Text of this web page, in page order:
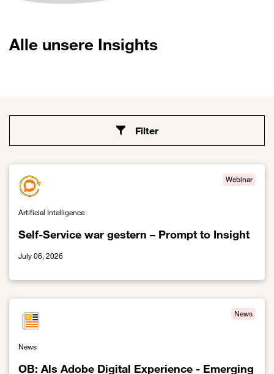
Alle unsere Insights
Filter
Self-Service war gestern – Prompt to Insight
Webinar
Artificial Intelligence
July 06, 2026
OB: Als Adobe Digital Experience - Emerging
News
News